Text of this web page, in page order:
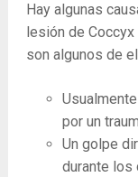
Hay algunas
lesión de
son algunos de
por un
Un golpe
durante los